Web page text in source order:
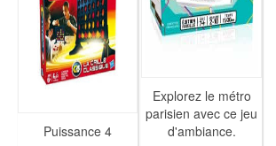
Puissance 4
Explorez le métro
parisien avec ce jeu
d'ambiance.